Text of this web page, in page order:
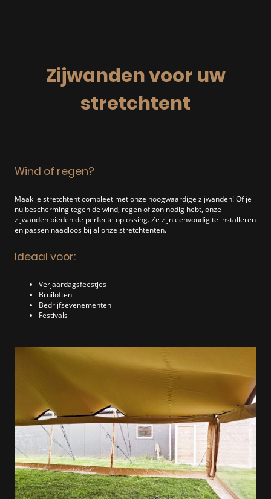
Zijwanden voor uw
stretchtent
Wind of regen?
Maak je stretchtent compleet met onze hoogwaardige zijwanden! Of je
nu bescherming tegen de wind, regen of zon nodig hebt, onze
zijwanden bieden de perfecte oplossing. Ze zijn eenvoudig te installeren
en passen naadloos bij al onze stretchtenten.
Ideaal voor:
Verjaardagsfeestjes
Bruiloften
Bedrijfsevenementen
Festivals